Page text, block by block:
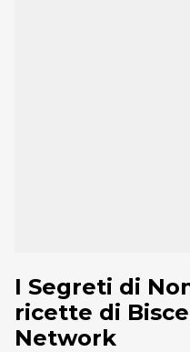
I Segreti di
ricette di
Network